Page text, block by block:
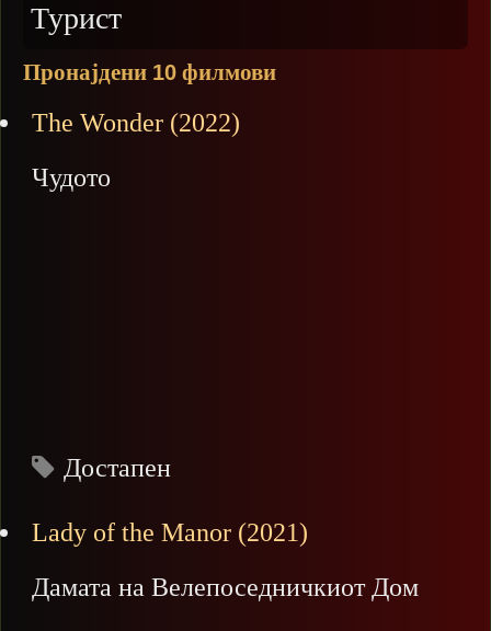
Турист
Пронајдени 10 филмови
The Wonder (2022)
Чудото
Достапен
Lady of the Manor (2021)
Дамата на Велепоседничкиот Дом